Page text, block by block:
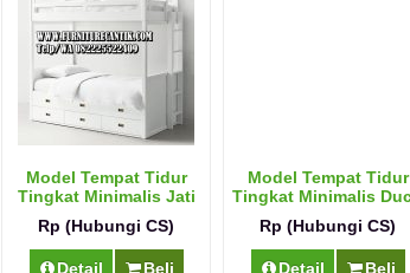
Model Tempat Tidur
Tingkat Minimalis Jati
Rp (Hubungi CS)
Detail Beli
Model Tempat Tidur
Tingkat Minimalis
Rp (Hubungi CS)
Detail Beli